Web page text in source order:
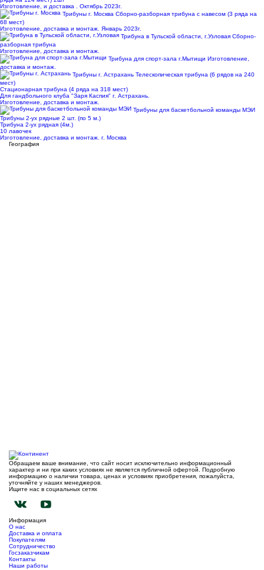
Изготовление, и доставка . Октябрь 2023г.
Трибуны г. Москва Сборно-разборная трибуна с навесом (3 ряда на
68 мест)
Изготовление, доставка и монтаж. Январь 2023г.
Трибуна в Тульской области, г.Узловая Сборно-
разборная трибуна
Изготовление, доставка и монтаж.
Трибуна для спорт-зала г.Мытищи Изготовление,
доставка и монтаж.
Трибуны г. Астрахань Телескопическая трибуна (6 рядов на 240
мест)
Стационарная трибуна (4 ряда на 318 мест)
Для гандбольного клуба "Заря Каспия" г. Астрахань.
Изготовление, доставка и монтаж.
Трибуны для баскетбольной команды МЭИ
Трибуны 2-ух рядные 2 шт. (по 5 м.)
Трибуна 2-ух рядная (4м.)
10 лавочек
Изготовление, доставка и монтаж. г. Москва
География
Обращаем ваше внимание, что сайт носит исключительно информационный
характер и ни при каких условиях не является публичной офертой. Подробную
информацию о наличии товара, ценах и условиях приобретения, пожалуйста,
уточняйте у наших менеджеров.
Ищите нас в социальных сетях
Информация
О нас
Доставка и оплата
Покупателям
Сотрудничество
Госзаказчикам
Контакты
Наши работы